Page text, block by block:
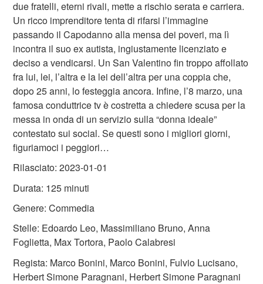
due fratelli, eterni rivali, mette a rischio serata e carriera.
Un ricco imprenditore tenta di rifarsi l’immagine
passando il Capodanno alla mensa dei poveri, ma lì
incontra il suo ex autista, ingiustamente licenziato e
deciso a vendicarsi. Un San Valentino fin troppo affollato
fra lui, lei, l’altra e la lei dell’altra per una coppia che,
dopo 25 anni, lo festeggia ancora. Infine, l’8 marzo, una
famosa conduttrice tv è costretta a chiedere scusa per la
messa in onda di un servizio sulla “donna ideale”
contestato sui social. Se questi sono i migliori giorni,
figuriamoci i peggiori…
Rilasciato: 2023-01-01
Durata: 125 minuti
Genere: Commedia
Stelle: Edoardo Leo, Massimiliano Bruno, Anna
Foglietta, Max Tortora, Paolo Calabresi
Regista: Marco Bonini, Marco Bonini, Fulvio Lucisano,
Herbert Simone Paragnani, Herbert Simone Paragnani